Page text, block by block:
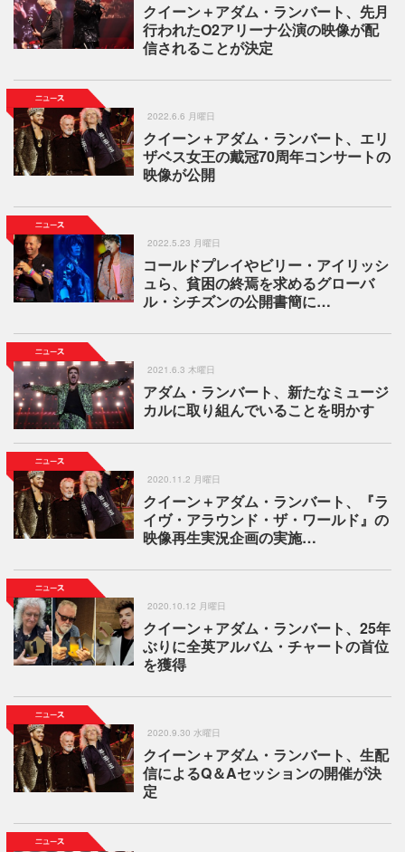
クイーン＋アダム・ランバート、先月
行われたO2アリーナ公演の映像が配
信されることが決定
2022.6.6 月曜日
クイーン＋アダム・ランバート、エリ
ザベス女王の戴冠70周年コンサートの
映像が公開
2022.5.23 月曜日
コールドプレイやビリー・アイリッシ
ュら、貧困の終焉を求めるグローバ
ル・シチズンの公開書簡に…
2021.6.3 木曜日
アダム・ランバート、新たなミュージ
カルに取り組んでいることを明かす
2020.11.2 月曜日
クイーン＋アダム・ランバート、『ラ
イヴ・アラウンド・ザ・ワールド』の
映像再生実況企画の実施…
2020.10.12 月曜日
クイーン＋アダム・ランバート、25年
ぶりに全英アルバム・チャートの首位
を獲得
2020.9.30 水曜日
クイーン＋アダム・ランバート、生配
信によるQ＆Aセッションの開催が決
定